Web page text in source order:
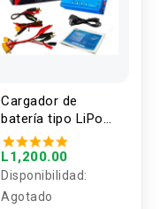
Cargador de
batería tipo LiPo
IMAX B6 AC 80W
6A 5000mAh
L1,200.00
Disponibilidad:
Agotado